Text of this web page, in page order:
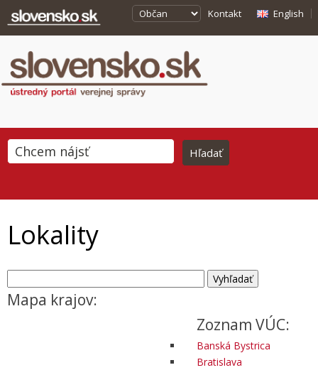
Kontakt English
Lokality
Mapa krajov:
Zoznam VÚC:
Banská Bystrica
Bratislava